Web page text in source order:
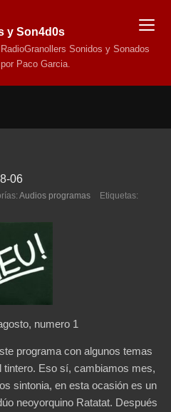
y Son4d0s
Sonidos y Sonados
Paco Garcia.
06
Audios programas
Etiquetas:
numero 1
programa con algunos temas
tintero. Eso sí, cambiamos mes,
sintonia, en esta ocasión es un
neoyorquino Ratatat. Después